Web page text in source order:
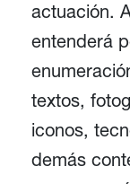
actuación.
entenderá
textos,
iconos,
demás